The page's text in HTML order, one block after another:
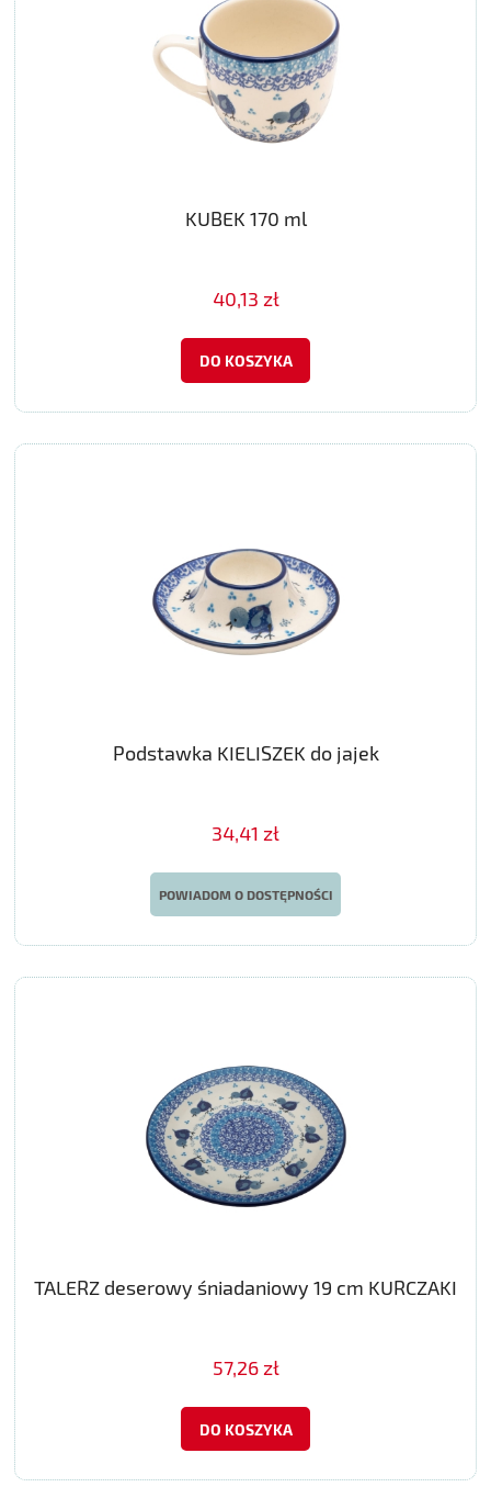
KUBEK 170 ml
40,13 zł
DO KOSZYKA
Podstawka KIELISZEK do jajek
34,41 zł
POWIADOM O DOSTĘPNOŚCI
TALERZ deserowy śniadaniowy 19 cm KURCZAKI
57,26 zł
DO KOSZYKA